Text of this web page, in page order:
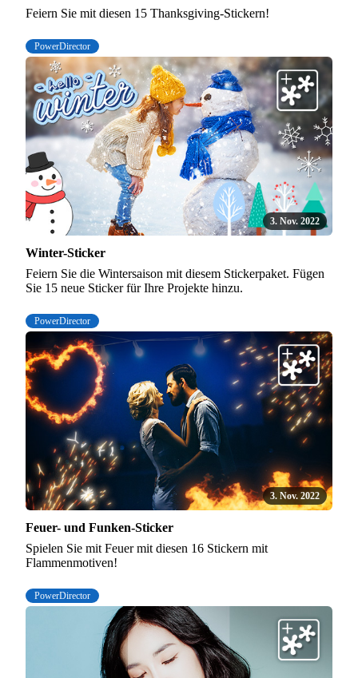
Feiern Sie mit diesen 15 Thanksgiving-Stickern!
PowerDirector
3. Nov. 2022
Winter-Sticker
Feiern Sie die Wintersaison mit diesem Stickerpaket. Fügen
Sie 15 neue Sticker für Ihre Projekte hinzu.
PowerDirector
3. Nov. 2022
Feuer- und Funken-Sticker
Spielen Sie mit Feuer mit diesen 16 Stickern mit
Flammenmotiven!
PowerDirector